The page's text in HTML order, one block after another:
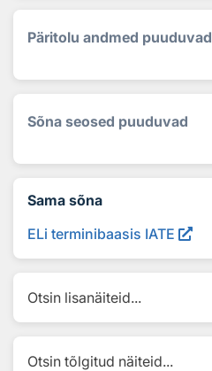
Päritolu andmed puuduvad
Sõna seosed puuduvad
Sama sõna
ELi terminibaasis IATE
Otsin lisanäiteid...
Otsin tõlgitud näiteid...